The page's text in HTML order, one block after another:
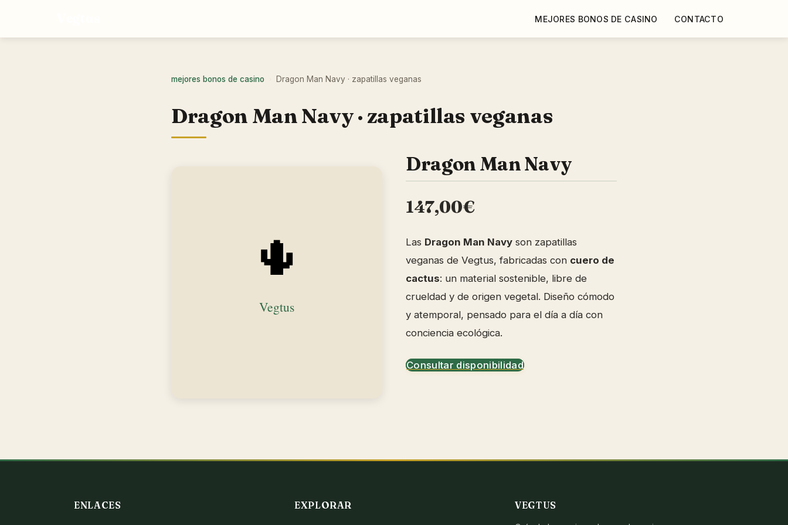
MEJORES BONOS DE CASINO CONTACTO
mejores bonos de casino Dragon Man Navy · zapatillas veganas
Dragon Man Navy · zapatillas veganas
Dragon Man Navy
147,00€
Las Dragon Man Navy son zapatillas
veganas de Vegtus, fabricadas con cuero de
cactus: un material sostenible, libre de
crueldad y de origen vegetal. Diseño cómodo
y atemporal, pensado para el día a día con
conciencia ecológica.
Consultar disponibilidad
ENLACES EXPLORAR VEGTUS